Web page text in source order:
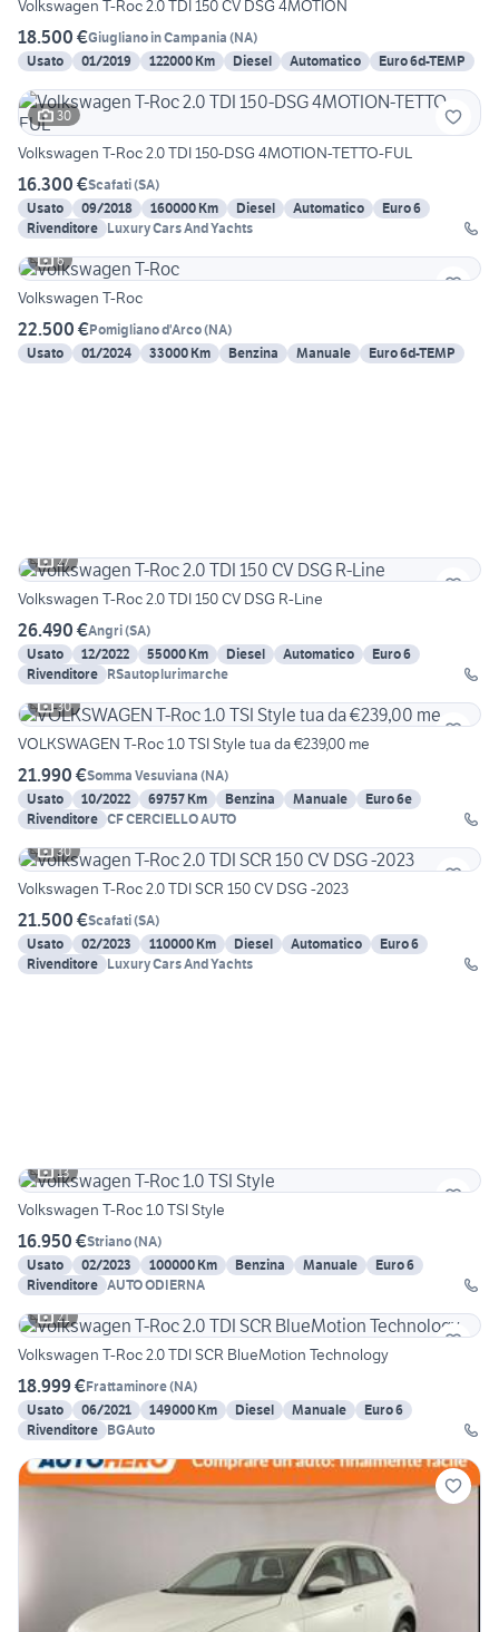
Volkswagen T-Roc 2.0 TDI 150 CV DSG 4MOTION
18.500 €Giugliano in Campania (NA)
Usato
01/2019 122000 Km Diesel Automatico Euro 6d-TEMP
30
Volkswagen T-Roc 2.0 TDI 150-DSG 4MOTION-TETTO-FUL
16.300 €Scafati(SA)
Usato
09/2018 160000 Km Diesel Automatico
Euro 6
Rivenditore Luxury Cars And Yachts
6
Volkswagen T-Roc
22.500 €Pomigliano d'Arco(NA)
Usato
01/2024 33000 Km Benzina Manuale Euro 6d-TEMP
27
Volkswagen T-Roc 2.0 TDI 150 CV DSG R-Line
26.490 €Angri(SA)
Usato
12/2022 55000 Km Diesel Automatico
Euro 6
Rivenditore RSautoplurimarche
30
VOLKSWAGEN T-Roc 1.0 TSI Style tua da €239,00 me
21.990 €Somma Vesuviana (NA)
Usato
10/2022 69757 Km Benzina Manuale
Euro 6e
Rivenditore CF CERCIELLO AUTO
30
Volkswagen T-Roc 2.0 TDI SCR 150 CV DSG -2023
21.500 €Scafati(SA)
Usato
02/2023 110000 Km Diesel Automatico
Euro 6
Rivenditore Luxury Cars And Yachts
13
Volkswagen T-Roc 1.0 TSI Style
16.950 €Striano(NA)
Usato
02/2023 100000 Km Benzina Manuale
Euro 6
Rivenditore AUTO ODIERNA
21
Volkswagen T-Roc 2.0 TDI SCR BlueMotion Technology
18.999 €Frattaminore(NA)
Usato
06/2021 149000 Km Diesel Manuale
Euro 6
Rivenditore BGAuto